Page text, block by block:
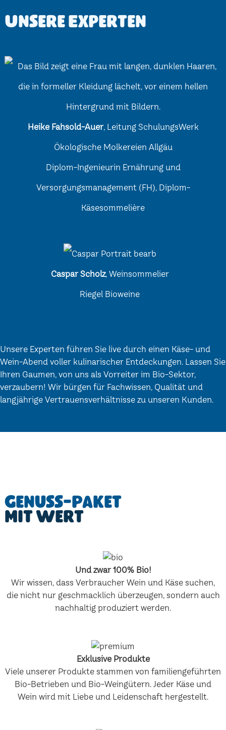
Unsere Experten
Heike Fahsold-Auer, Leitung SchulungsWerk
Ökologische Molkereien Allgäu
Diplom-Ingenieurin Ernährung und
Versorgungsmanagement (FH), Diplom-
Käsesommelière
Caspar Scholz, Weinsommelier
Riegel Bioweine
Unsere Experten führen Sie live durch einen Käse- und
Wein-Abend voller kulinarischer Entdeckungen. Lassen Sie
Ihren Gaumen, von uns als Vorreiter im Bio-Sektor,
verzaubern! Wir bürgen für Fachwissen, Qualität und
langjährige Vertrauensverhältnisse zu unseren Kunden.
Genuss-Paket
mit Wert
Und zwar 100% Bio!
Wir wissen, dass Verbraucher Wein und Käse suchen,
die nicht nur geschmacklich überzeugen, sondern auch
nachhaltig produziert werden.
Exklusive Produkte
Viele unserer Produkte stammen von familiengeführten
Bio-Betrieben und Bio-Weingütern. Jeder Käse und
Wein wird mit Liebe und Leidenschaft hergestellt.